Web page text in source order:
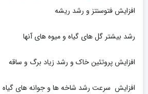
افزایش فتوسنتز و رشد ریشه
رشد بیشتر گل های گیاه و میوه های آنها
افزایش پروتئین خاک و رشد زیاد برگ و ساقه
افزایش سرعت رشد شاخه ها و جوانه های گیاه